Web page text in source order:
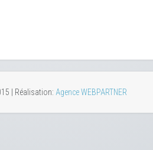
| Réalisation: Agence WEBPARTNER